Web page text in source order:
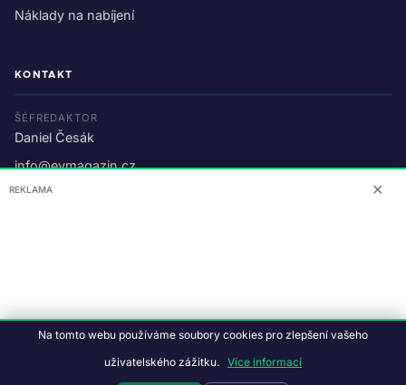
Náklady na nabíjení
KONTAKT
ŠÉFREDAKTOR
Daniel Česák
info@evmagazin.cz
O nás
© 2026 EV Magazin.Podmínky a ochrana dat.
Studiografix
REKLAMA ✕
Na tomto webu používáme soubory cookies pro zlepšení vašeho
uživatelského zážitku. Více informací